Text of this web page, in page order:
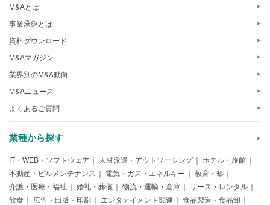
M&Aとは
事業承継とは
資料ダウンロード
M&Aマガジン
業界別のM&A動向
M&Aニュース
よくあるご質問
業種から探す
IT・WEB・ソフトウェア 人材派遣・アウトソーシング
ホテル・旅館
不動産・ビルメンテナンス
電気・ガス・エネルギー
教育・塾
介護・医療・福祉
婚礼・葬儀 物流・運輸・倉庫
リース・レンタル
飲食
広告・出版・印刷 エンタテイメント関連
食品製造・食品卸